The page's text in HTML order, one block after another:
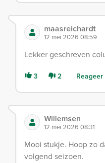
maasreichardt
12 mei 2026 08:59
Lekker geschreven
3 2 Reageer
Willemsen
12 mei 2026 08:31
Mooi stukje. Hoop zo
volgend seizoen.